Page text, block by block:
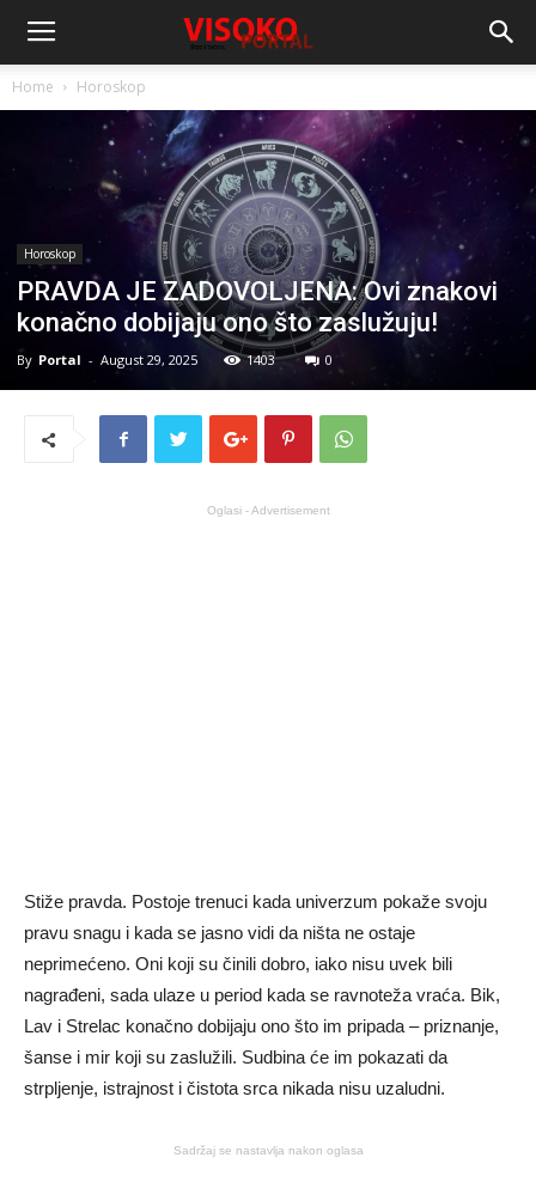
Home Horoskop
Horoskop
PRAVDA JE ZADOVOLJENA: Ovi znakovi
konačno dobijaju ono što zaslužuju!
By Portal - August 29, 2025 1403 0
Oglasi - Advertisement
Stiže pravda. Postoje trenuci kada univerzum pokaže svoju
pravu snagu i kada se jasno vidi da ništa ne ostaje
neprimećeno. Oni koji su činili dobro, iako nisu uvek bili
nagrađeni, sada ulaze u period kada se ravnoteža vraća. Bik,
Lav i Strelac konačno dobijaju ono što im pripada – priznanje,
šanse i mir koji su zaslužili. Sudbina će im pokazati da
strpljenje, istrajnost i čistota srca nikada nisu uzaludni.
Sadržaj se nastavlja nakon oglasa